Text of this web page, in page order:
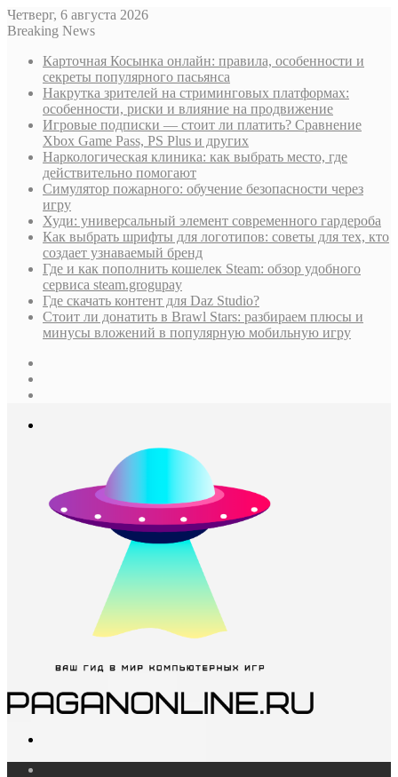
Четверг, 6 августа 2026
Breaking News
Карточная Косынка онлайн: правила, особенности и
секреты популярного пасьянса
Накрутка зрителей на стриминговых платформах:
особенности, риски и влияние на продвижение
Игровые подписки — стоит ли платить? Сравнение
Xbox Game Pass, PS Plus и других
Наркологическая клиника: как выбрать место, где
действительно помогают
Симулятор пожарного: обучение безопасности через
игру
Худи: универсальный элемент современного гардероба
Как выбрать шрифты для логотипов: советы для тех, кто
создает узнаваемый бренд
Где и как пополнить кошелек Steam: обзор удобного
сервиса steam.grogupay
Где скачать контент для Daz Studio?
Стоит ли донатить в Brawl Stars: разбираем плюсы и
минусы вложений в популярную мобильную игру